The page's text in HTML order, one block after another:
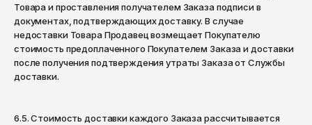
Товара и проставления получателем Заказа подписи в
документах, подтверждающих доставку. В случае
недоставки Товара Продавец возмещает Покупателю
стоимость предоплаченного Покупателем Заказа и доставки
после получения подтверждения утраты Заказа от Службы
доставки.
6.5. Стоимость доставки каждого Заказа рассчитывается